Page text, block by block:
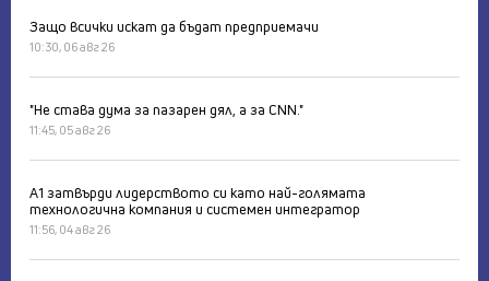
Защо всички искат да бъдат предприемачи
10:30, 06 авг 26
"Не става дума за пазарен дял, а за CNN."
11:45, 05 авг 26
А1 затвърди лидерството си като най-голямата
технологична компания и системен интегратор
11:56, 04 авг 26